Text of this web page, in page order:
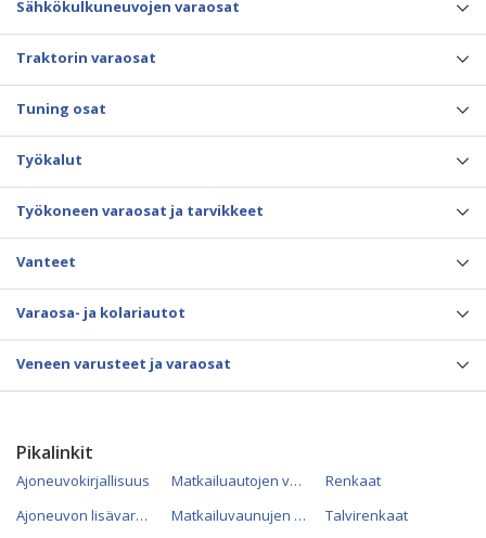
Sähkökulkuneuvojen varaosat
Traktorin varaosat
Tuning osat
Työkalut
Työkoneen varaosat ja tarvikkeet
Vanteet
Varaosa- ja kolariautot
Veneen varusteet ja varaosat
Pikalinkit
Ajoneuvokirjallisuus
Ajoneuvon lisävarusteet
Matkailuautojen varaosat
Matkailuvaunujen varaosat
Renkaat
Talvirenkaat